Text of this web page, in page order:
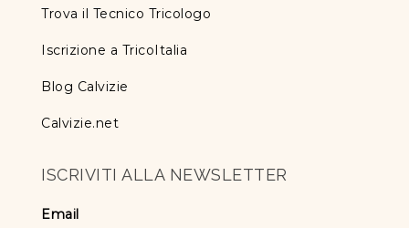
Trova il Tecnico Tricologo
Iscrizione a TricoItalia
Blog Calvizie
Calvizie.net
ISCRIVITI ALLA NEWSLETTER
Email